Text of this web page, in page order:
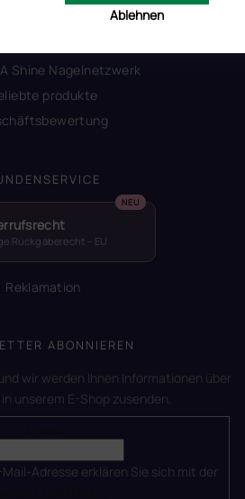
Ablehnen
Shine Nagelnetzwerk
produkte
Rückgaberecht – EU
Reklamation
ABONNIEREN
wir werden Ihnen Informationen über
unserem E-Shop zusenden.
Adresse erklären Sie sich mit der